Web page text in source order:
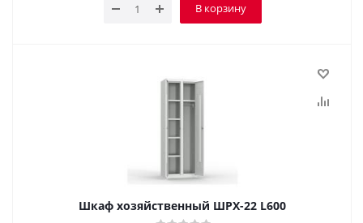
В корзину
Шкаф хозяйственный ШРХ-22 L600